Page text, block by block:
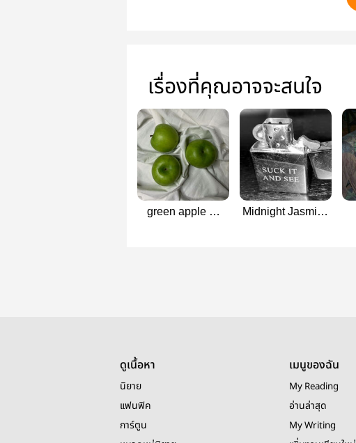
เรื่องที่คุณอาจจะสนใจ
green apple ㅡ
Midnight Jasmine
ดูเนื้อหา
นิยาย
แฟนฟิค
การ์ตูน
เมนูของฉัน
My Reading
อ่านล่าสุด
My Writing